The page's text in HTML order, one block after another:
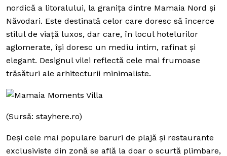
nordică a litoralului, la granița dintre Mamaia Nord și
Năvodari. Este destinată celor care doresc să încerce
stilul de viață luxos, dar care, în locul hotelurilor
aglomerate, își doresc un mediu intim, rafinat și
elegant. Designul vilei reflectă cele mai frumoase
trăsături ale arhitecturii minimaliste.
(Sursă: stayhere.ro)
Deși cele mai populare baruri de plajă și restaurante
exclusiviste din zonă se află la doar o scurtă plimbare,